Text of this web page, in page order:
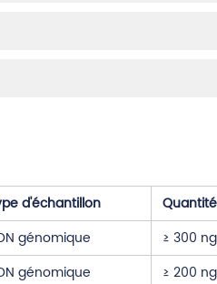
d'échantillon
génomique ≥ 300 ng
génomique ≥ 200 ng